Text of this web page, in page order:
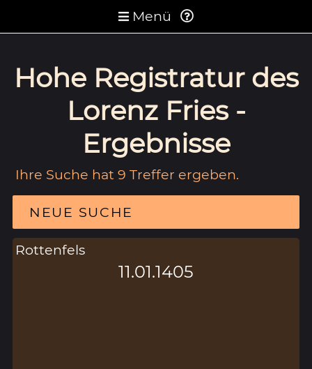
Menü
Hohe Registratur des
Lorenz Fries -
Ergebnisse
Ihre Suche hat 9 Treffer ergeben.
NEUE SUCHE
Rottenfels
11.01.1405